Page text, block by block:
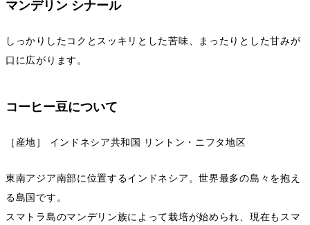
マンデリン シナール
しっかりしたコクとスッキリとした苦味、まったりとした甘みが
口に広がります。
コーヒー豆について
［産地］ インドネシア共和国 リントン・ニフタ地区
東南アジア南部に位置するインドネシア。世界最多の島々を抱え
る島国です。
スマトラ島のマンデリン族によって栽培が始められ、現在もスマ